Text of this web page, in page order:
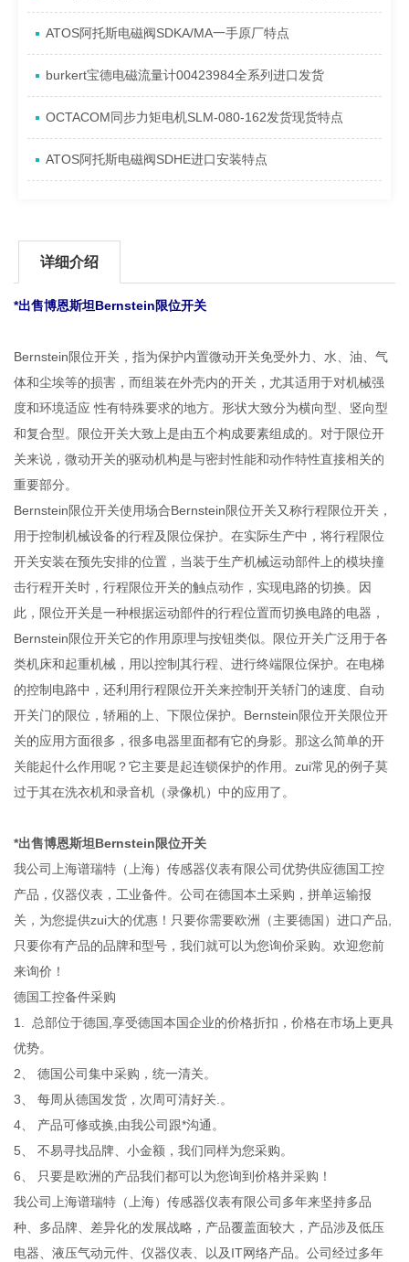
ATOS阿托斯电磁阀SDKA/MA一手原厂特点
burkert宝德电磁流量计00423984全系列进口发货
OCTACOM同步力矩电机SLM-080-162发货现货特点
ATOS阿托斯电磁阀SDHE进口安装特点
详细介绍
*出售博恩斯坦Bernstein限位开关
Bernstein限位开关，指为保护内置微动开关免受外力、水、油、气
体和尘埃等的损害，而组装在外壳内的开关，尤其适用于对机械强
度和环境适应 性有特殊要求的地方。形状大致分为横向型、竖向型
和复合型。限位开关大致上是由五个构成要素组成的。对于限位开
关来说，微动开关的驱动机构是与密封性能和动作特性直接相关的
重要部分。
Bernstein限位开关使用场合Bernstein限位开关又称行程限位开关，
用于控制机械设备的行程及限位保护。在实际生产中，将行程限位
开关安装在预先安排的位置，当装于生产机械运动部件上的模块撞
击行程开关时，行程限位开关的触点动作，实现电路的切换。因
此，限位开关是一种根据运动部件的行程位置而切换电路的电器，
Bernstein限位开关它的作用原理与按钮类似。限位开关广泛用于各
类机床和起重机械，用以控制其行程、进行终端限位保护。在电梯
的控制电路中，还利用行程限位开关来控制开关轿门的速度、自动
开关门的限位，轿厢的上、下限位保护。Bernstein限位开关限位开
关的应用方面很多，很多电器里面都有它的身影。那这么简单的开
关能起什么作用呢？它主要是起连锁保护的作用。zui常见的例子莫
过于其在洗衣机和录音机（录像机）中的应用了。
*出售博恩斯坦Bernstein限位开关
我公司上海谱瑞特（上海）传感器仪表有限公司优势供应德国工控
产品，仪器仪表，工业备件。公司在德国本土采购，拼单运输报
关，为您提供zui大的优惠！只要你需要欧洲（主要德国）进口产品,
只要你有产品的品牌和型号，我们就可以为您询价采购。欢迎您前
来询价！
德国工控备件采购
1. 总部位于德国,享受德国本国企业的价格折扣，价格在市场上更具
优势。
2、 德国公司集中采购，统一清关。
3、 每周从德国发货，次周可清好关.。
4、 产品可修或换,由我公司跟*沟通。
5、 不易寻找品牌、小金额，我们同样为您采购。
6、 只要是欧洲的产品我们都可以为您询到价格并采购！
我公司上海谱瑞特（上海）传感器仪表有限公司多年来坚持多品
种、多品牌、差异化的发展战略，产品覆盖面较大，产品涉及低压
电器、液压气动元件、仪器仪表、以及IT网络产品。公司经过多年